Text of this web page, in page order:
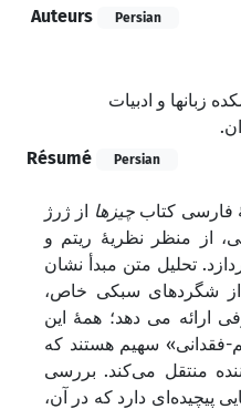
Auteurs Persian
زبانها و ادبیات
Résumé
Persian
فارسی کتابچیزها از ژرژ
از منظر نظریۀ ریتم و
تحلیل متن مبدأ نشان
از شگردهای سبکی خاص،
ارائه می دهد؛ همۀ این
فقدانی» سهیم هستند که
منتقل می‌کند. بررسی
پیچیده‌ای دارد که در آن،